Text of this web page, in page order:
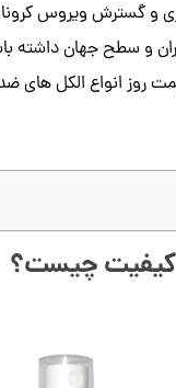
و گسترش ویروس
و سطح جهان داشته
روز انواع الکل های
چیست؟